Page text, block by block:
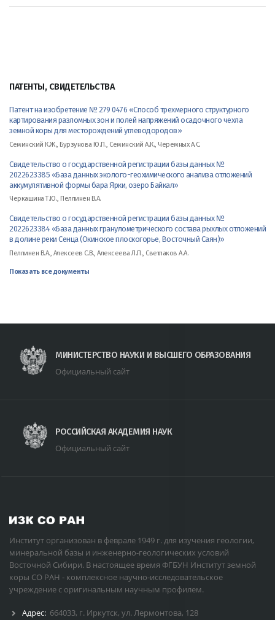
ПАТЕНТЫ, СВИДЕТЕЛЬСТВА
Патент на изобретение № 279 0476 «Способ трехмерного структурного
картирования разломных зон и полей напряжений осадочного чехла
земной коры для месторождений углеводородов»
Семинский К.Ж., Бурзунова Ю.П., Семинский А.К., Черемных А.С.
Свидетельство о государственной регистрации базы данных №
2022623385 «База данных эколого-геохимического анализа отложений
аккумулятивной формы бара Ярки, озеро Байкал»
Черкашина Т.Ю., Пеллинен В.А.
Свидетельство о государственной регистрации базы данных №
2022623384 «База данных гранулометрического состава рыхлых отложений
в долине реки Сенца (Окинское плоскогорье, Восточный Саян)»
Пеллинен В.А., Алексеев С.В., Алексеева Л.П., Светлаков А.А.
Показать все документы
МИНИСТЕРСТВО НАУКИ И ВЫСШЕГО ОБРАЗОВАНИЯ
Официальный сайт
РОССИЙСКАЯ АКАДЕМИЯ НАУК
Официальный сайт
Институт организован в феврале 1949 г. для изучения геологии,
минеральной базы и инженерно-геологических условий
Восточной Сибири. В настоящее время ФГБУН Институт земной
коры СО РАН - комплексное научно-исследовательское
учреждение с оригинальным научным профилем.
Адрес: 664033, г. Иркутск, ул. Лермонтова, 128